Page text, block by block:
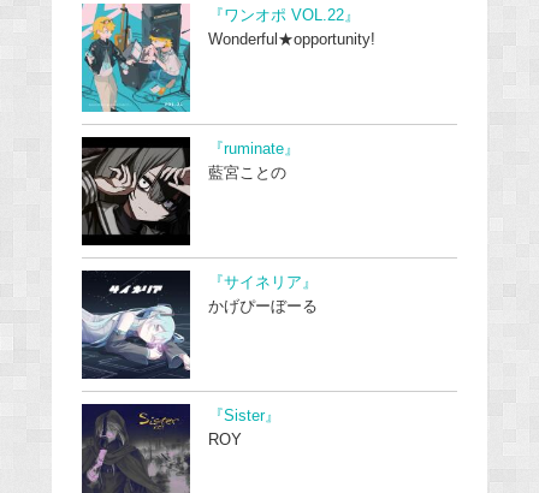
『ワンオポ VOL.22』
Wonderful★opportunity!
『ruminate』
藍宮ことの
『サイネリア』
かげぴーぼーる
『Sister』
ROY